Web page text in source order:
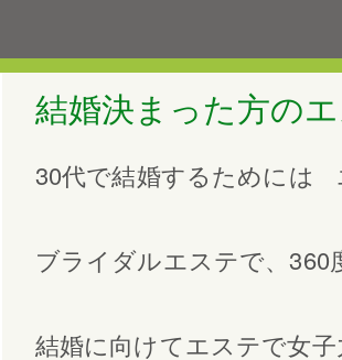
結婚決まった方の
30代で結婚するためには
ブライダルエステで、
結婚に向けてエステで女子